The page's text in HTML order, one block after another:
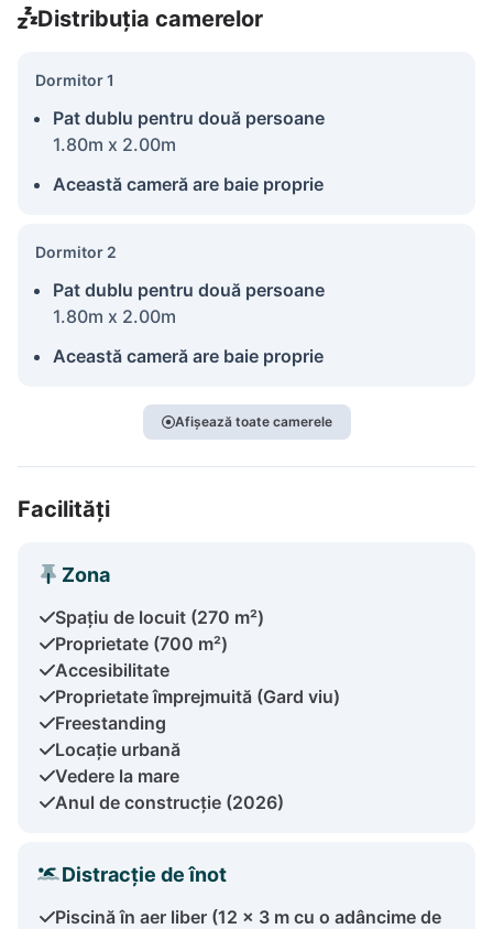
Distribuția camerelor
Dormitor 1
Pat dublu pentru două persoane
1.80m x 2.00m
Această cameră are baie proprie
Dormitor 2
Pat dublu pentru două persoane
1.80m x 2.00m
Această cameră are baie proprie
Afișează toate camerele
Facilități
Zona
Spațiu de locuit (270 m²)
Proprietate (700 m²)
Accesibilitate
Proprietate împrejmuită (Gard viu)
Freestanding
Locație urbană
Vedere la mare
Anul de construcție (2026)
Distracție de înot
Piscină în aer liber (12 × 3 m cu o adâncime de